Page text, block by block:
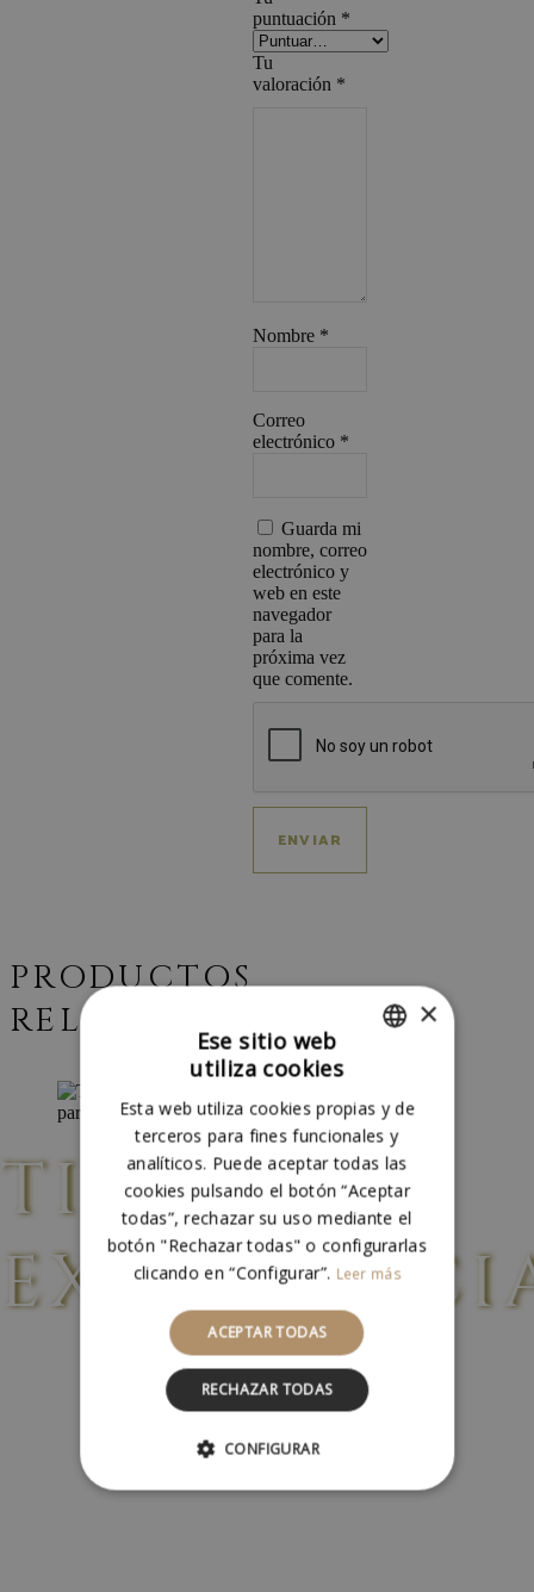
TIENDA Y
puntuación *
Tu
valoración *
Nombre *
Correo
electrónico *
Guarda mi
nombre, correo
electrónico y
web en este
navegador
para la
próxima vez
que comente.
PRODUCTOS
RELACIONADOS
ENGLISH
×
Ese sitio web
utiliza cookies
Esta web utiliza cookies propias y de
terceros para fines funcionales y
analíticos. Puede aceptar todas las
cookies pulsando el botón “Aceptar
todas”, rechazar su uso mediante el
botón "Rechazar todas" o configurarlas
clicando en “Configurar”. Leer más
ACEPTAR TODAS
RECHAZAR TODAS
CONFIGURAR
COOKIES ESTRICTAMENTE